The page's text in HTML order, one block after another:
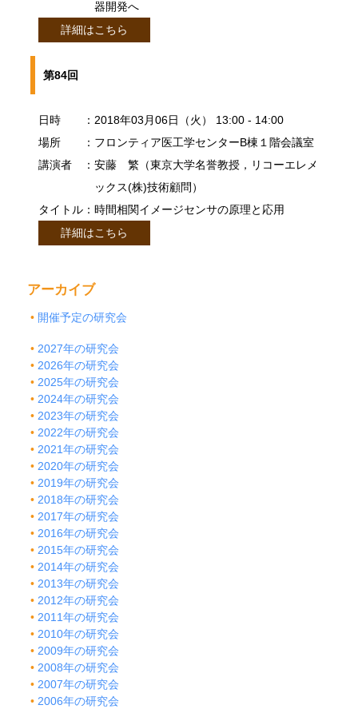
器開発へ
詳細はこちら
第84回
日時
：2018年03月06日（火） 13:00 - 14:00
場所
：フロンティア医工学センターB棟１階会議室
講演者
：安藤 繁（東京大学名誉教授，リコーエレメ
ックス(株)技術顧問）
タイトル：時間相関イメージセンサの原理と応用
詳細はこちら
アーカイブ
開催予定の研究会
2027年の研究会
2026年の研究会
2025年の研究会
2024年の研究会
2023年の研究会
2022年の研究会
2021年の研究会
2020年の研究会
2019年の研究会
2018年の研究会
2017年の研究会
2016年の研究会
2015年の研究会
2014年の研究会
2013年の研究会
2012年の研究会
2011年の研究会
2010年の研究会
2009年の研究会
2008年の研究会
2007年の研究会
2006年の研究会